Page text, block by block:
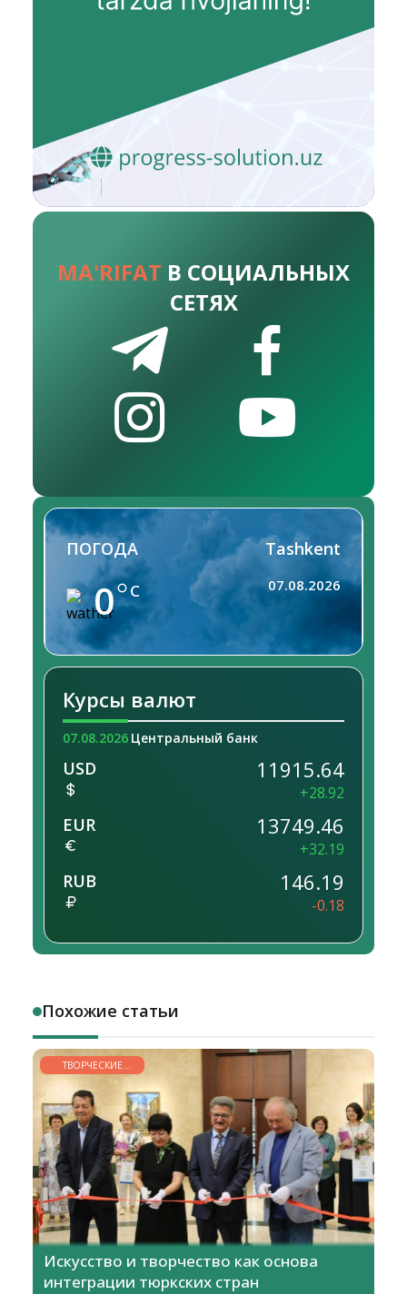
MA'RIFAT В СОЦИАЛЬНЫХ
СЕТЯХ
ПОГОДА
0 C
Tashkent
07.08.2026
Курсы валют
07.08.2026 Центральный банк
USD 11915.64
+28.92
EUR 13749.46
+32.19
RUB 146.19
-0.18
Похожие статьи
ТВОРЧЕСКИЕ
ГОРИЗОНТЫ
Искусство и творчество как основа
интеграции тюркских стран